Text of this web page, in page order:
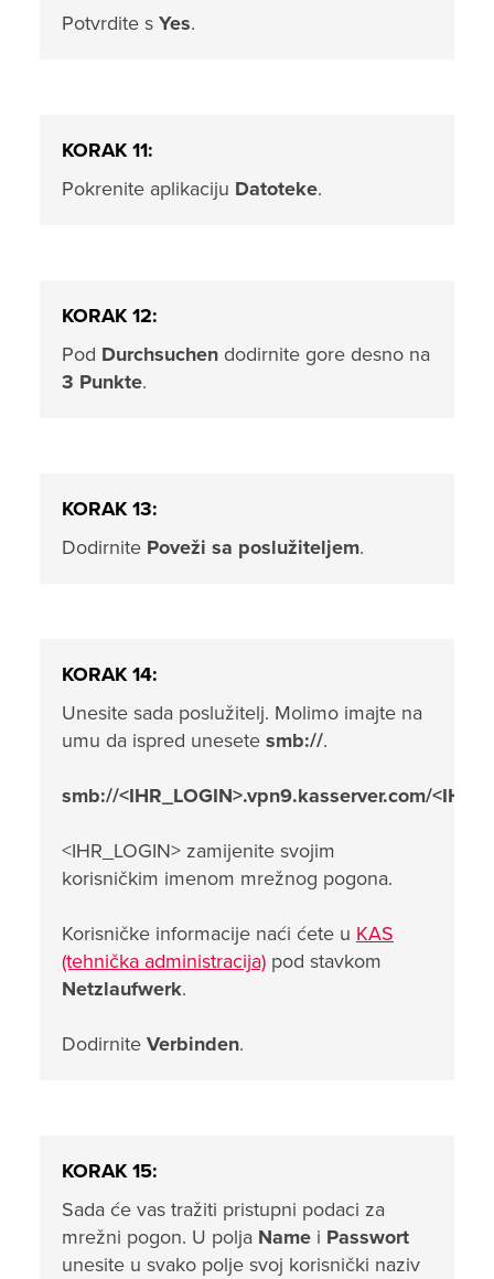
Potvrdite s Yes.
KORAK 11:
Pokrenite aplikaciju Datoteke.
KORAK 12:
Pod Durchsuchen dodirnite gore desno na
3 Punkte.
KORAK 13:
Dodirnite Poveži sa poslužiteljem.
KORAK 14:
Unesite sada poslužitelj. Molimo imajte na
umu da ispred unesete smb://.
smb://<IHR_LOGIN>.vpn9.kasserver.com/
<IHR_LOGIN> zamijenite svojim
korisničkim imenom mrežnog pogona.
Korisničke informacije naći ćete u KAS
(tehnička administracija) pod stavkom
Netzlaufwerk.
Dodirnite Verbinden.
KORAK 15:
Sada će vas tražiti pristupni podaci za
mrežni pogon. U polja Name i Passwort
unesite u svako polje svoj korisnički naziv